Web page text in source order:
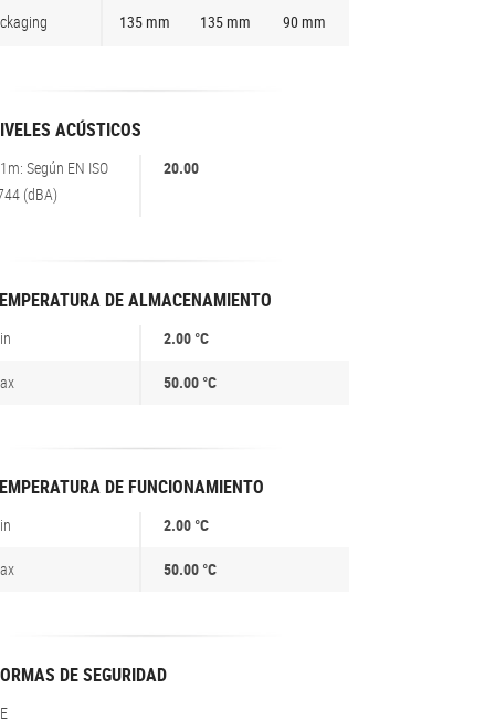
135 mm 135 mm 90 mm
ACÚSTICOS
Según EN ISO
(dBA)
20.00
DE ALMACENAMIENTO
2.00 °C
50.00 °C
DE FUNCIONAMIENTO
2.00 °C
50.00 °C
DE SEGURIDAD